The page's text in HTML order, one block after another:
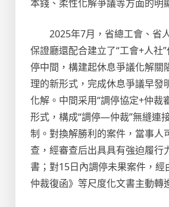
本錢、柔性化解爭議等方面的明
2025年7月，省總工會、省
保證廳還配合建立了“工會+人社
停中間，構建起休息爭議化解關
理的新形式，完成休息爭議早發
化解。中間采用“調停協定+仲裁
形式，構成“調停—仲裁”無縫連
制。對換解勝利的案件，當事人
查，經審查后出具具有強迫履行
書；對15日內調停未果案件，經
仲裁復函》等尺度化文書主動轉